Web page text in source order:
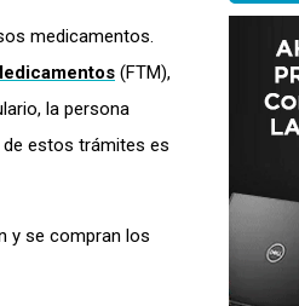
medicamentos.
(FTM),
la persona
de estos trámites es
y se compran los